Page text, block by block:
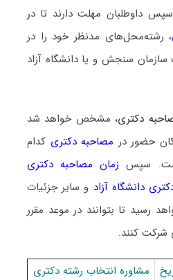
داوطلبان مهلت دارند تا در
، رشته‌محل‌های مدنظر خود را در
سنجش و یا دانشگاه آزاد
دکتری، مشخص خواهد شد
حضور در مصاحبه دکتری کدام
سپس زمان مصاحبه دکتری
دانشگاه آزاد و سایر جزئیات
رسید تا بتوانند در موعد مقرر
شرکت کنند.
مشاوره انتخاب رشته دکتری